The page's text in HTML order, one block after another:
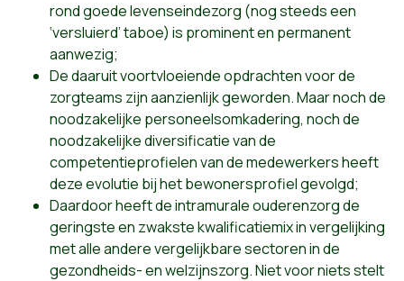
rond goede levenseindezorg (nog steeds een
‘versluierd’ taboe) is prominent en permanent
aanwezig;
De daaruit voortvloeiende opdrachten voor de
zorgteams zijn aanzienlijk geworden. Maar noch de
noodzakelijke personeelsomkadering, noch de
noodzakelijke diversificatie van de
competentieprofielen van de medewerkers heeft
deze evolutie bij het bewonersprofiel gevolgd;
Daardoor heeft de intramurale ouderenzorg de
geringste en zwakste kwalificatiemix in vergelijking
met alle andere vergelijkbare sectoren in de
gezondheids- en welzijnszorg. Niet voor niets stelt